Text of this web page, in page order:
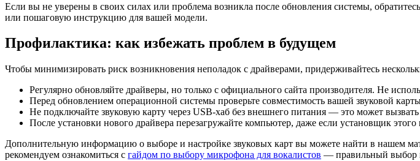
Если вы не уверены в своих силах или проблема возникла после обновления системы,
или пошаговую инструкцию для вашей модели.
Профилактика: как избежать проблем в будущем
Чтобы минимизировать риск возникновения неполадок с драйверами, придерживайтесь
Регулярно обновляйте драйверы, но только с официального сайта производителя. Не
Перед обновлением операционной системы проверьте совместимость вашей звуковой
Не подключайте звуковую карту через USB-хаб без внешнего питания — это может
После установки нового драйвера перезагружайте компьютер, даже если установщик этого
Дополнительную информацию о выборе и настройке звуковых карт вы можете найти в нашем
рекомендуем ознакомиться с гайдом по выбору микрофона для вокалистов — правильный выбор